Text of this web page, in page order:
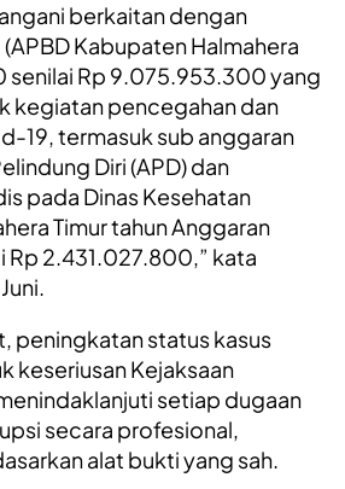
berkaitan dengan
Kabupaten Halmahera
senilai Rp 9.075.953.300 yang
kegiatan pencegahan dan
19, termasuk sub anggaran
Diri (APD) dan
pada Dinas Kesehatan
Timur tahun Anggaran
Rp 2.431.027.800,” kata
peningkatan status kasus
keseriusan Kejaksaan
setiap dugaan
secara profesional,
alat bukti yang sah.